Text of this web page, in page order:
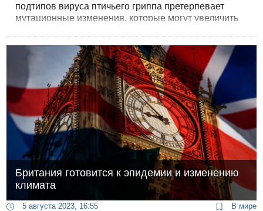
подтипов вируса птичьего гриппа претерпевает
мутационные изменения, которые могут увеличить
вызывают обеспокоенность по поводу
возникновения новой пандемии.
Британия готовится к эпидемии и изменению
климата
5 августа 2023, 16:55 В мире